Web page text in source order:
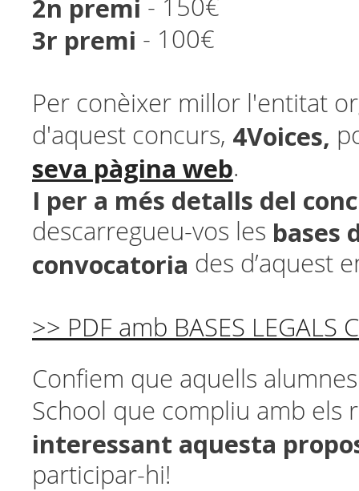
2n premi - 150€
3r premi - 100€
Per conèixer millor l'entitat
d'aquest concurs, 4Voices,
seva pàgina web.
I per a més detalls del
descarregueu-vos les bases
convocatoria des d’aquest
>> PDF amb BASES LEGALS
Confiem que aquells
School que compliu amb els
interessant aquesta
participar-hi!